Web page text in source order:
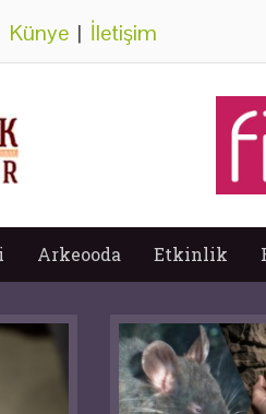
Künye | İletişim
Arkeooda Etkinlik